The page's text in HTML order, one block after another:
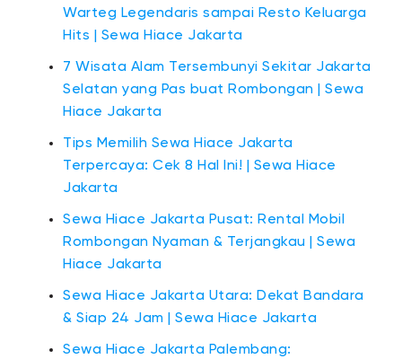
Warteg Legendaris sampai Resto Keluarga
Hits | Sewa Hiace Jakarta
7 Wisata Alam Tersembunyi Sekitar Jakarta
Selatan yang Pas buat Rombongan | Sewa
Hiace Jakarta
Tips Memilih Sewa Hiace Jakarta
Terpercaya: Cek 8 Hal Ini! | Sewa Hiace
Jakarta
Sewa Hiace Jakarta Pusat: Rental Mobil
Rombongan Nyaman & Terjangkau | Sewa
Hiace Jakarta
Sewa Hiace Jakarta Utara: Dekat Bandara
& Siap 24 Jam | Sewa Hiace Jakarta
Sewa Hiace Jakarta Palembang: